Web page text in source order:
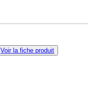
Voir la fiche produit